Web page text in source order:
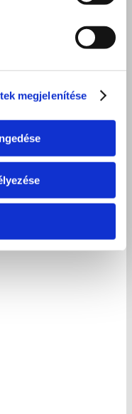
megjelenítése
élményekkel búcsúzott a